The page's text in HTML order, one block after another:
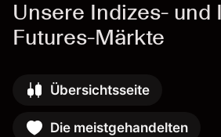
Unsere Indizes- und
Futures-Märkte
Übersichtsseite
Die meistgehandelten